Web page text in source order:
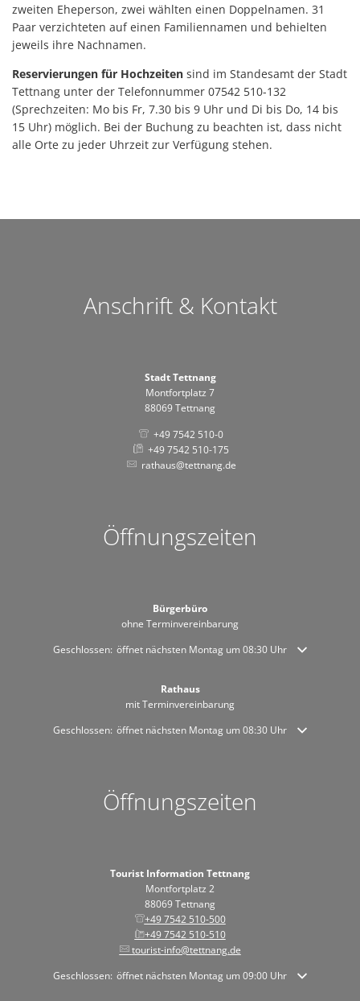
zweiten Eheperson, zwei wählten einen Doppelnamen. 31
Paar verzichteten auf einen Familiennamen und behielten
jeweils ihre Nachnamen.
Reservierungen für Hochzeiten sind im Standesamt der Stadt
Tettnang unter der Telefonnummer 07542 510-132
(Sprechzeiten: Mo bis Fr, 7.30 bis 9 Uhr und Di bis Do, 14 bis
15 Uhr) möglich. Bei der Buchung zu beachten ist, dass nicht
alle Orte zu jeder Uhrzeit zur Verfügung stehen.
Anschrift & Kontakt
Stadt Tettnang
Montfortplatz 7
88069 Tettnang
+49 7542 510-0
+49 7542 510-175
rathaus@tettnang.de
Öffnungszeiten
Bürgerbüro
ohne Terminvereinbarung
Klicken, um weitere Öffnungs- oder Schließzeiten auszublenden
Geschlossen: öffnet nächsten Montag um 08:30 Uhr
Rathaus
mit Terminvereinbarung
Klicken, um weitere Öffnungs- oder Schließzeiten auszublenden
Geschlossen: öffnet nächsten Montag um 08:30 Uhr
Öffnungszeiten
Tourist Information Tettnang
Montfortplatz 2
88069 Tettnang
+49 7542 510-500
+49 7542 510-510
tourist-info@tettnang.de
Klicken, um weitere Öffnungs- oder Schließzeiten auszublenden
Geschlossen: öffnet nächsten Montag um 09:00 Uhr